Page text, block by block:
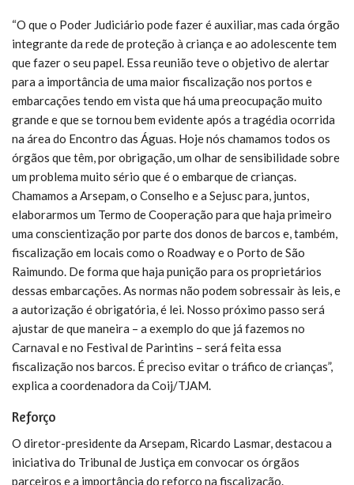
“O que o Poder Judiciário pode fazer é auxiliar, mas cada órgão
integrante da rede de proteção à criança e ao adolescente tem
que fazer o seu papel. Essa reunião teve o objetivo de alertar
para a importância de uma maior fiscalização nos portos e
embarcações tendo em vista que há uma preocupação muito
grande e que se tornou bem evidente após a tragédia ocorrida
na área do Encontro das Águas. Hoje nós chamamos todos os
órgãos que têm, por obrigação, um olhar de sensibilidade sobre
um problema muito sério que é o embarque de crianças.
Chamamos a Arsepam, o Conselho e a Sejusc para, juntos,
elaborarmos um Termo de Cooperação para que haja primeiro
uma conscientização por parte dos donos de barcos e, também,
fiscalização em locais como o Roadway e o Porto de São
Raimundo. De forma que haja punição para os proprietários
dessas embarcações. As normas não podem sobressair às leis, e
a autorização é obrigatória, é lei. Nosso próximo passo será
ajustar de que maneira – a exemplo do que já fazemos no
Carnaval e no Festival de Parintins – será feita essa
fiscalização nos barcos. É preciso evitar o tráfico de crianças”,
explica a coordenadora da Coij/TJAM.
Reforço
O diretor-presidente da Arsepam, Ricardo Lasmar, destacou a
iniciativa do Tribunal de Justiça em convocar os órgãos
parceiros e a importância do reforço na fiscalização.